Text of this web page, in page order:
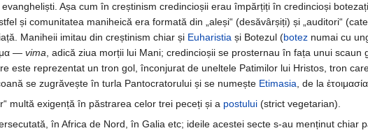
Așa cum în creștinism credincioșii erau împărțiți în credincioși
și comunitatea maniheică era formată din „aleși“ (desăvârșiți) și „auditori“
Maniheii imitau din creștinism chiar și Euharistia și Botezul (botez numai cu
— vima, adică ziua morții lui Mani; credincioșii se prosternau în fața unui scaun
este reprezentat un tron gol, înconjurat de uneltele Patimilor lui Hristos, tron
se zugrăvește în turla Pantocratorului și se numește Etimasia, de la
multă exigență în păstrarea celor trei peceți și a postului (strict vegetarian).
în Africa de Nord, în Galia etc; ideile acestei secte s-au menținut chiar